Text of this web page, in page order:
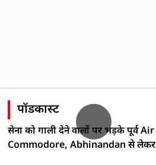
पॉडकास्ट
सेना को गाली देने वालों पर भड़के पूर्व Air
Commodore, Abhinandan से लेकर